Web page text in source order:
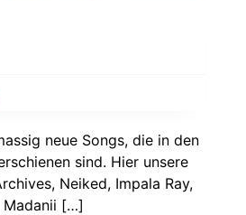
neue Songs, die in den
sind. Hier unsere
Neiked, Impala Ray,
Madanii […]